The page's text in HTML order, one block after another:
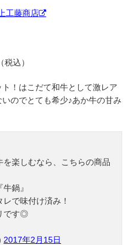
工藤商店
込）
！はこだて和牛として激レア
のでとても希少♪あか牛の甘み
楽しむなら、こちらの商品
鍋』
で味付け済み！
です◎
2017年2月15日